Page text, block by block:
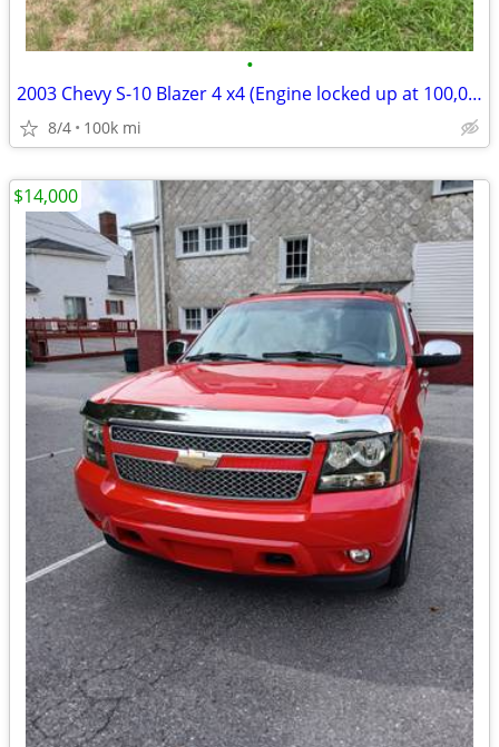
•
2003 Chevy S-10 Blazer 4 x4 (Engine locked up at 100,000)
8/4 100k mi
$14,000